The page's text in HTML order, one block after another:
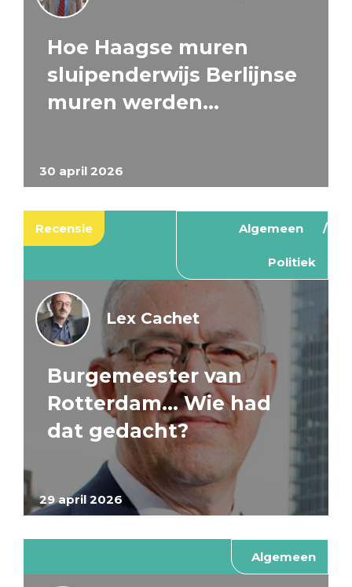
30 april 2026
Hoe Haagse muren
sluipenderwijs Berlijnse
muren werden…
Recensie Algemeen
Politiek
29 april 2026
Lex Cachet
Burgemeester van
Rotterdam… Wie had
dat gedacht?
Algemeen